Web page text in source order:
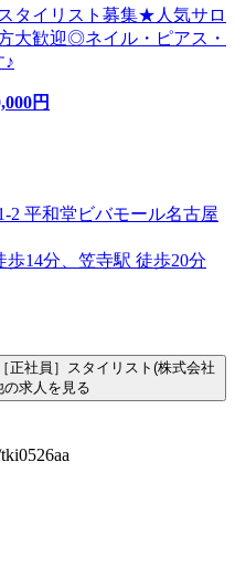
タイリスト募集★人気サロ
大歓迎◎ネイル・ピアス・
♪
円
2 平和堂ビバモール名古屋
14分、笠寺駅 徒歩20分
正社員］スタイリスト(株式会社
求人を見る